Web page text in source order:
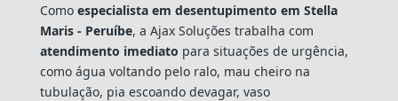
Como especialista em desentupimento em Stella
Maris - Peruíbe, a Ajax Soluções trabalha com
atendimento imediato para situações de urgência,
como água voltando pelo ralo, mau cheiro na
tubulação, pia escoando devagar, vaso